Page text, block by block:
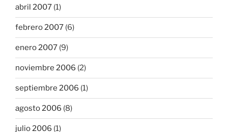
abril 2007 (1)
febrero 2007 (6)
enero 2007 (9)
noviembre 2006 (2)
septiembre 2006 (1)
agosto 2006 (8)
julio 2006 (1)